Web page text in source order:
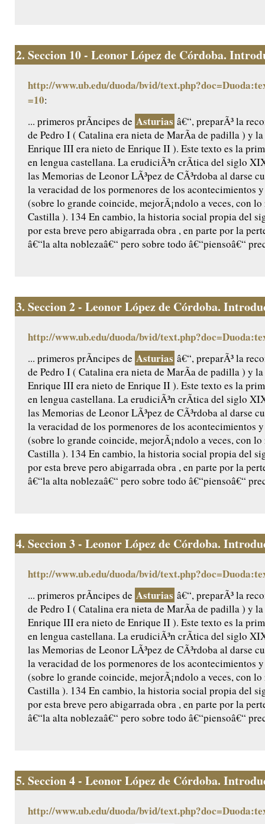
2. Seccion 10 - Leonor López de Córdoba.
http://www.ub.edu/duoda/bvid/
=10:
... primeros prÃ­ncipes de Asturias â€“, preparÃ³ la
de Pedro I ( Catalina era nieta de MarÃ­a de padilla ) y
Enrique III era nieto de Enrique II ). Este texto es la
en lengua castellana. La erudiciÃ³n crÃ­tica del siglo
las Memorias de Leonor LÃ³pez de CÃ³rdoba al darse
la veracidad de los pormenores de los acontecimientos
(sobre lo grande coincide, mejorÃ¡ndolo a veces, con
Castilla ). 134 En cambio, la historia social propia del
por esta breve pero abigarrada obra , en parte por la
â€“la alta noblezaâ€“ pero sobre todo â€“piensoâ€“
3. Seccion 2 - Leonor López de Córdoba.
http://www.ub.edu/duoda/bvid/
... primeros prÃ­ncipes de Asturias â€“, preparÃ³ la
de Pedro I ( Catalina era nieta de MarÃ­a de padilla ) y
Enrique III era nieto de Enrique II ). Este texto es la
en lengua castellana. La erudiciÃ³n crÃ­tica del siglo
las Memorias de Leonor LÃ³pez de CÃ³rdoba al darse
la veracidad de los pormenores de los acontecimientos
(sobre lo grande coincide, mejorÃ¡ndolo a veces, con
Castilla ). 134 En cambio, la historia social propia del
por esta breve pero abigarrada obra , en parte por la
â€“la alta noblezaâ€“ pero sobre todo â€“piensoâ€“
4. Seccion 3 - Leonor López de Córdoba.
http://www.ub.edu/duoda/bvid/
... primeros prÃ­ncipes de Asturias â€“, preparÃ³ la
de Pedro I ( Catalina era nieta de MarÃ­a de padilla ) y
Enrique III era nieto de Enrique II ). Este texto es la
en lengua castellana. La erudiciÃ³n crÃ­tica del siglo
las Memorias de Leonor LÃ³pez de CÃ³rdoba al darse
la veracidad de los pormenores de los acontecimientos
(sobre lo grande coincide, mejorÃ¡ndolo a veces, con
Castilla ). 134 En cambio, la historia social propia del
por esta breve pero abigarrada obra , en parte por la
â€“la alta noblezaâ€“ pero sobre todo â€“piensoâ€“
5. Seccion 4 - Leonor López de Córdoba.
http://www.ub.edu/duoda/bvid/